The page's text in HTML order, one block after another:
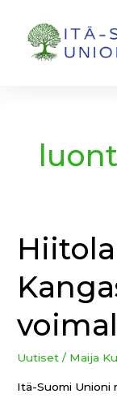
sisältöön
Uutiset / Maija
Itä-Suomi Unioni
Hiitolanjoella
avattiin
Kangaskosken
voimalamuseo